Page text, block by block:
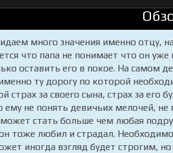
много значения именно отцу,
что папа не понимает что он
оставить его в покое. На самом
ту дорогу по которой
страх за своего сына, страх за
ему не понять девичьих мелочей,
стать больше чем любая
тоже любил и страдал. Необходимо
иногда взгляд будет строгим,